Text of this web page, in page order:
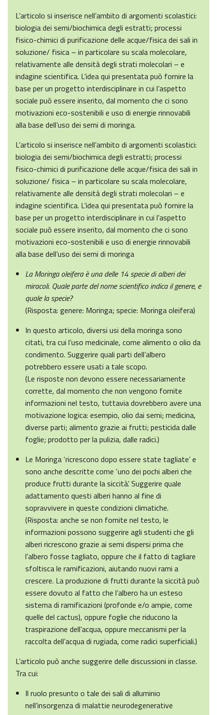
L’articolo si inserisce nell’ambito di argomenti scolastici:
biologia dei semi/biochimica degli estratti; processi
fisico-chimici di purificazione delle acque/fisica dei sali in
soluzione/ fisica – in particolare su scala molecolare,
relativamente alle densità degli strati molecolari – e
indagine scientifica. L’idea qui presentata può fornire la
base per un progetto interdisciplinare in cui l’aspetto
sociale può essere inserito, dal momento che ci sono
motivazioni eco-sostenibili e uso di energie rinnovabili
alla base dell’uso dei semi di moringa.
L’articolo si inserisce nell’ambito di argomenti scolastici:
biologia dei semi/biochimica degli estratti; processi
fisico-chimici di purificazione delle acque/fisica dei sali in
soluzione/ fisica – in particolare su scala molecolare,
relativamente alle densità degli strati molecolari – e
indagine scientifica. L’idea qui presentata può fornire la
base per un progetto interdisciplinare in cui l’aspetto
sociale può essere inserito, dal momento che ci sono
motivazioni eco-sostenibili e uso di energie rinnovabili
alla base dell’uso dei semi di moringa
La Moringa oleifera è una delle 14 specie di alberi dei
miracoli. Quale parte del nome scientifico indica il genere, e
quale la specie?
(Risposta: genere: Moringa; specie: Moringa oleifera)
In questo articolo, diversi usi della moringa sono
citati, tra cui l’uso medicinale, come alimento o olio da
condimento. Suggerire quali parti dell’albero
potrebbero essere usati a tale scopo.
(Le risposte non devono essere necessariamente
corrette, dal momento che non vengono fornite
informazioni nel testo, tuttavia dovrebbero avere una
motivazione logica: esempio, olio dai semi; medicina,
diverse parti; alimento grazie ai frutti; pesticida dalle
foglie; prodotto per la pulizia, dalle radici.)
Le Moringa ‘ricrescono dopo essere state tagliate’ e
sono anche descritte come ‘uno dei pochi alberi che
produce frutti durante la siccità’. Suggerire quale
adattamento questi alberi hanno al fine di
sopravvivere in queste condizioni climatiche.
(Risposta: anche se non fornite nel testo, le
informazioni possono suggerire agli studenti che gli
alberi ricrescono grazie ai semi dispersi prima che
l’albero fosse tagliato, oppure che il fatto di tagliare
sfoltisca le ramificazioni, aiutando nuovi rami a
crescere. La produzione di frutti durante la siccità può
essere dovuto al fatto che l’albero ha un esteso
sistema di ramificazioni (profonde e/o ampie, come
quelle del cactus), oppure foglie che riducono la
traspirazione dell’acqua, oppure meccanismi per la
raccolta dell’acqua di rugiada, come radici superficiali.)
L’articolo può anche suggerire delle discussioni in classe.
Tra cui:
Il ruolo presunto o tale dei sali di alluminio
nell’insorgenza di malattie neurodegenerative